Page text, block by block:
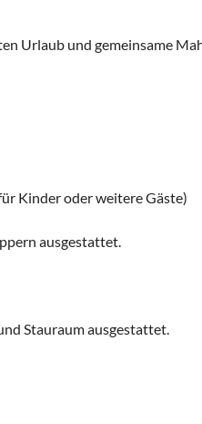
Urlaub und gemeinsame
Kinder oder weitere Gäste)
ausgestattet.
Stauraum ausgestattet.